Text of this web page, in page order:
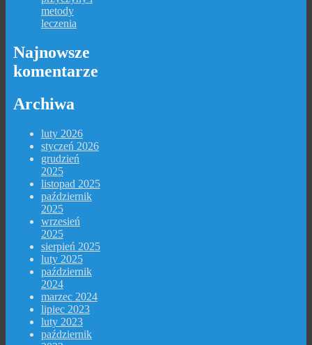
metody
leczenia
Najnowsze
komentarze
Archiwa
luty 2026
styczeń 2026
grudzień
2025
listopad 2025
październik
2025
wrzesień
2025
sierpień 2025
luty 2025
październik
2024
marzec 2024
lipiec 2023
luty 2023
październik